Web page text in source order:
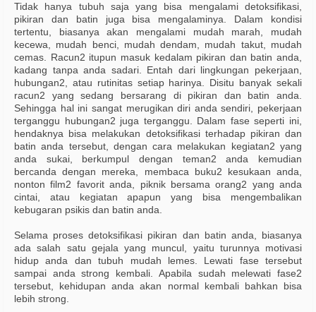
Tidak hanya tubuh saja yang bisa mengalami detoksifikasi,
pikiran dan batin juga bisa mengalaminya. Dalam kondisi
tertentu, biasanya akan mengalami mudah marah, mudah
kecewa, mudah benci, mudah dendam, mudah takut, mudah
cemas. Racun2 itupun masuk kedalam pikiran dan batin anda,
kadang tanpa anda sadari. Entah dari lingkungan pekerjaan,
hubungan2, atau rutinitas setiap harinya. Disitu banyak sekali
racun2 yang sedang bersarang di pikiran dan batin anda.
Sehingga hal ini sangat merugikan diri anda sendiri, pekerjaan
terganggu hubungan2 juga terganggu. Dalam fase seperti ini,
hendaknya bisa melakukan detoksifikasi terhadap pikiran dan
batin anda tersebut, dengan cara melakukan kegiatan2 yang
anda sukai, berkumpul dengan teman2 anda kemudian
bercanda dengan mereka, membaca buku2 kesukaan anda,
nonton film2 favorit anda, piknik bersama orang2 yang anda
cintai, atau kegiatan apapun yang bisa mengembalikan
kebugaran psikis dan batin anda.
Selama proses detoksifikasi pikiran dan batin anda, biasanya
ada salah satu gejala yang muncul, yaitu turunnya motivasi
hidup anda dan tubuh mudah lemes. Lewati fase tersebut
sampai anda strong kembali. Apabila sudah melewati fase2
tersebut, kehidupan anda akan normal kembali bahkan bisa
lebih strong.